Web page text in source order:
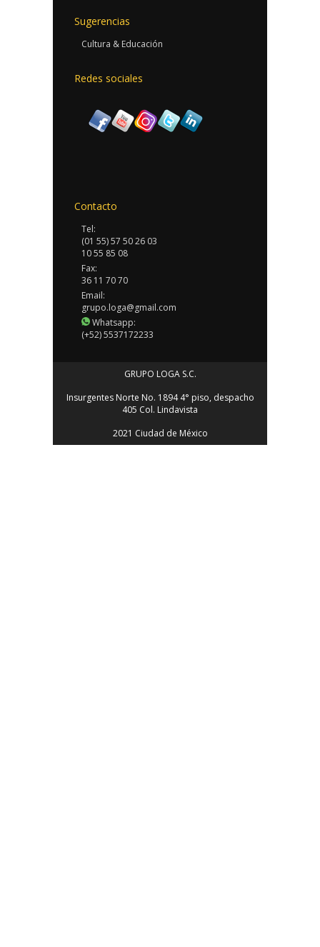
Sugerencias
Cultura & Educación
Redes sociales
Contacto
Tel:
(01 55) 57 50 26 03
10 55 85 08
Fax:
36 11 70 70
Email:
grupo.loga@gmail.com
Whatsapp:
(+52) 5537172233
GRUPO LOGA S.C.
Insurgentes Norte No. 1894 4° piso, despacho
405 Col. Lindavista
2021 Ciudad de México